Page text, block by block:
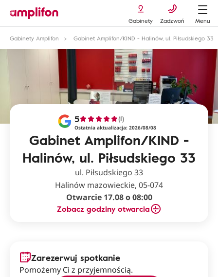
Gabinety Zadzwoń
Menu
Gabinety Amplifon
Gabinet Amplifon/KIND - Halinów, ul. Piłsudskiego 33
Gabinet Amplifon/KIND -
Halinów, ul. Piłsudskiego 33
5 (1)
Ostatnia aktualizacja: 2026/08/08
ul. Piłsudskiego 33
Halinów mazowieckie, 05-074
Otwarcie 17.08 o 08:00
Zobacz godziny otwarcia
Zarezerwuj spotkanie
Pomożemy Ci z przyjemnością.